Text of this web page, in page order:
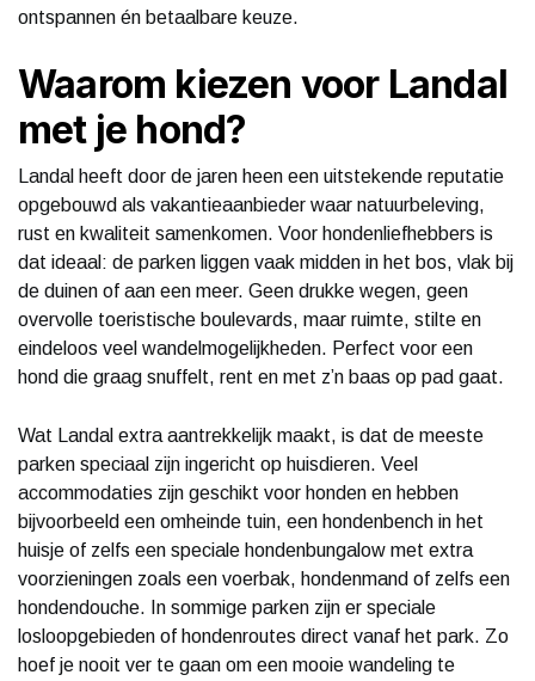
ontspannen én betaalbare keuze.
Waarom kiezen voor Landal
met je hond?
Landal heeft door de jaren heen een uitstekende reputatie
opgebouwd als vakantieaanbieder waar natuurbeleving,
rust en kwaliteit samenkomen. Voor hondenliefhebbers is
dat ideaal: de parken liggen vaak midden in het bos, vlak bij
de duinen of aan een meer. Geen drukke wegen, geen
overvolle toeristische boulevards, maar ruimte, stilte en
eindeloos veel wandelmogelijkheden. Perfect voor een
hond die graag snuffelt, rent en met z’n baas op pad gaat.
Wat Landal extra aantrekkelijk maakt, is dat de meeste
parken speciaal zijn ingericht op huisdieren. Veel
accommodaties zijn geschikt voor honden en hebben
bijvoorbeeld een omheinde tuin, een hondenbench in het
huisje of zelfs een speciale hondenbungalow met extra
voorzieningen zoals een voerbak, hondenmand of zelfs een
hondendouche. In sommige parken zijn er speciale
losloopgebieden of hondenroutes direct vanaf het park. Zo
hoef je nooit ver te gaan om een mooie wandeling te